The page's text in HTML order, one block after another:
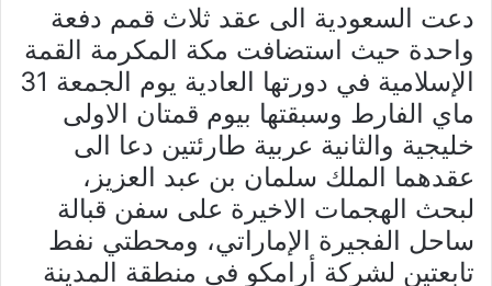
دعت السعودية الى عقد ثلاث قمم دفعة
واحدة حيث استضافت مكة المكرمة القمة
الإسلامية في دورتها العادية يوم الجمعة 31
ماي الفارط وسبقتها بيوم قمتان الاولى
خليجية والثانية عربية طارئتين دعا الى
عقدهما الملك سلمان بن عبد العزيز،
لبحث الهجمات الاخيرة على سفن قبالة
ساحل الفجيرة الإماراتي، ومحطتي نفط
تابعتين لشركة أرامكو في منطقة المدينة